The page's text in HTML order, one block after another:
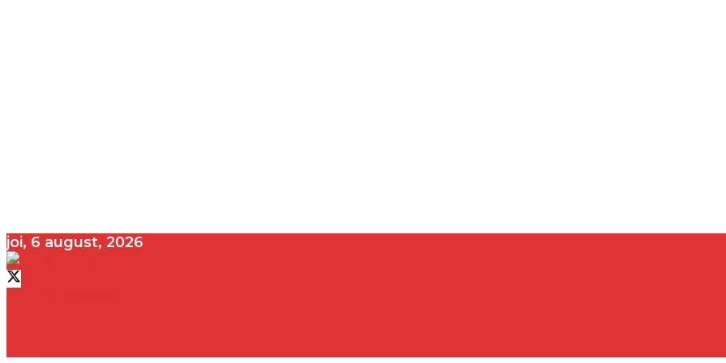
joi, 6 august, 2026